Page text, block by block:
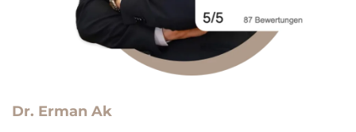
Dr. Erman Ak